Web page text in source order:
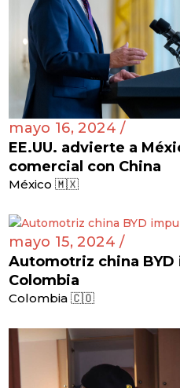
mayo 16, 2024 /
EE.UU. advierte a
comercial con China
México 🇲🇽
mayo 15, 2024 /
Automotriz china
Colombia
Colombia 🇨🇴